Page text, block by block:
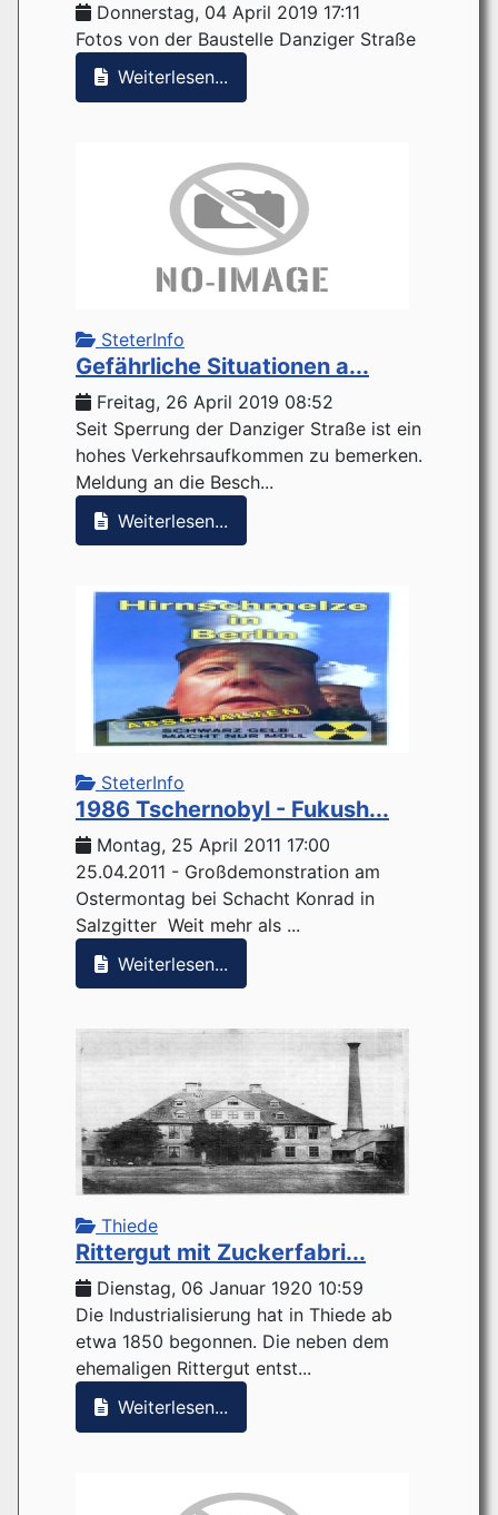
Donnerstag, 04 April 2019 17:11
Fotos von der Baustelle Danziger Straße
Weiterlesen...
SteterInfo
Gefährliche Situationen a...
Freitag, 26 April 2019 08:52
Seit Sperrung der Danziger Straße ist ein
hohes Verkehrsaufkommen zu bemerken.
Meldung an die Besch...
Weiterlesen...
SteterInfo
1986 Tschernobyl - Fukush...
Montag, 25 April 2011 17:00
25.04.2011 - Großdemonstration am
Ostermontag bei Schacht Konrad in
Salzgitter Weit mehr als ...
Weiterlesen...
Thiede
Rittergut mit Zuckerfabri...
Dienstag, 06 Januar 1920 10:59
Die Industrialisierung hat in Thiede ab
etwa 1850 begonnen. Die neben dem
ehemaligen Rittergut entst...
Weiterlesen...